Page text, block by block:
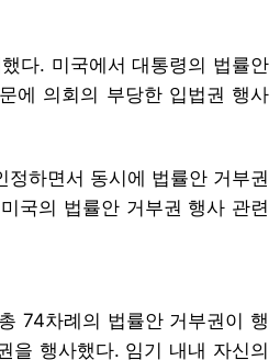
다. 미국에서 대통령의 법률안
에 의회의 부당한 입법권 행사
하면서 동시에 법률안 거부권
국의 법률안 거부권 행사 관련
74차례의 법률안 거부권이 행
을 행사했다. 임기 내내 자신의